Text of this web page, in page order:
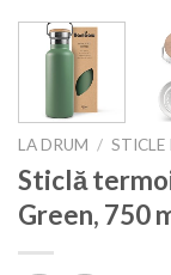
LA DRUM / STICLE
Sticlă
Green, 750